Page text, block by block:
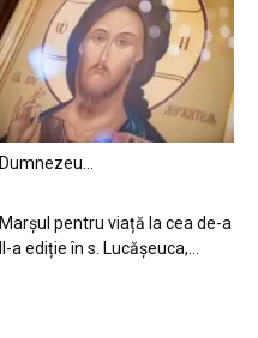
Dumnezeu…
Marșul pentru viață la cea de-a
II-a ediție în s. Lucășeuca,...